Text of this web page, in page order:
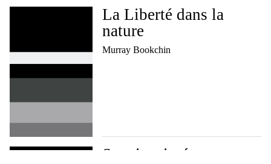
La Liberté dans la
nature
Murray Bookchin
Savoirs situés